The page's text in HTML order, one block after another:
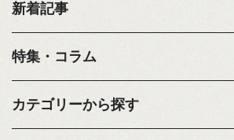
新着記事
特集・コラム
カテゴリーから探す